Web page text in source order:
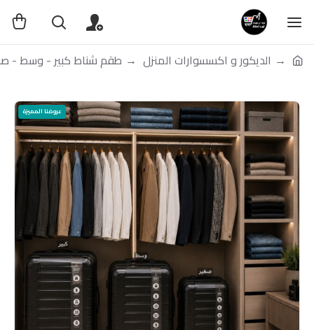
الديكور و اكسسوارات المنزل طقم شناط كبير - وسط -
عروضنا المميزة